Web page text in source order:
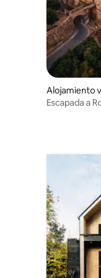
Alojamiento
an Gregorio
Escapada a
dormitorios